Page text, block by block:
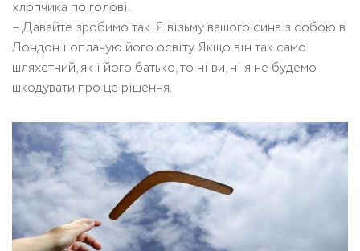
хлопчика по голові.
– Давайте зробимо так. Я візьму вашого сина з собою в
Лондон і оплачую його освіту. Якщо він так само
шляхетний, як і його батько, то ні ви, ні я не будемо
шкодувати про це рішення.